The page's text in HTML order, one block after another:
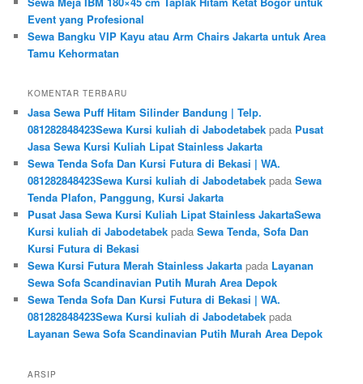
Event yang Profesional
Sewa Bangku VIP Kayu atau Arm Chairs Jakarta untuk Area
Tamu Kehormatan
KOMENTAR TERBARU
Jasa Sewa Puff Hitam Silinder Bandung | Telp.
081282848423Sewa Kursi kuliah di Jabodetabek pada Pusat
Jasa Sewa Kursi Kuliah Lipat Stainless Jakarta
Sewa Tenda Sofa Dan Kursi Futura di Bekasi | WA.
081282848423Sewa Kursi kuliah di Jabodetabek padaSewa
Tenda Plafon, Panggung, Kursi Jakarta
Pusat Jasa Sewa Kursi Kuliah Lipat Stainless JakartaSewa
Kursi kuliah di Jabodetabek padaSewa Tenda, Sofa Dan
Kursi Futura di Bekasi
Sewa Kursi Futura Merah Stainless Jakarta pada Layanan
Sewa Sofa Scandinavian Putih Murah Area Depok
Sewa Tenda Sofa Dan Kursi Futura di Bekasi | WA.
081282848423Sewa Kursi kuliah di Jabodetabek pada
Layanan Sewa Sofa Scandinavian Putih Murah Area Depok
ARSIP